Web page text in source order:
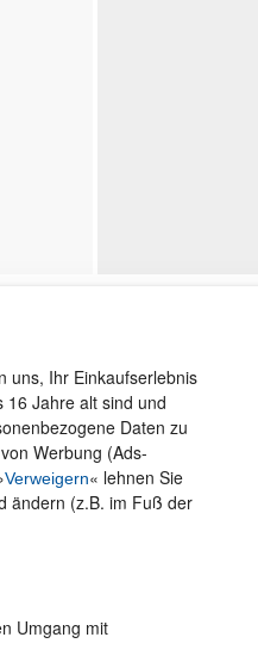
uns, Ihr Einkaufserlebnis
16 Jahre alt sind und
Daten zu
Werbung (Ads-
Verweigern« lehnen Sie
ändern (z.B. im Fuß der
Umgang mit
Wir sind gerne für Sie da!
service@rheinwerk-verlag.de
Rechnung